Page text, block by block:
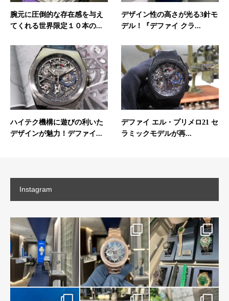
腕元に圧倒的な存在感を与え
てくれる世界限定１０本の...
デザイン性の高さが光る3針モ
デル！『デファイ クラ...
ハイテク機構に遊びの利いた
デザインが魅力！デファイ...
デファイ エル・プリメロ21 セ
ラミックモデルが再...
Instagram